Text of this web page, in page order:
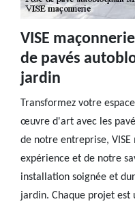
VISE
de pavés
jardin
Transformez votre
œuvre d'art avec les
de notre entreprise,
expérience et de notre
installation soignée et
jardin. Chaque projet